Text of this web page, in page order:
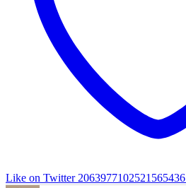
Like on Twitter 2063977102521565436